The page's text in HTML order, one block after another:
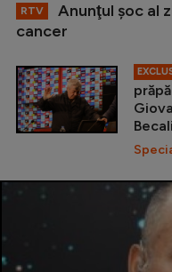
RTV
Anunţul şoc al
cancer